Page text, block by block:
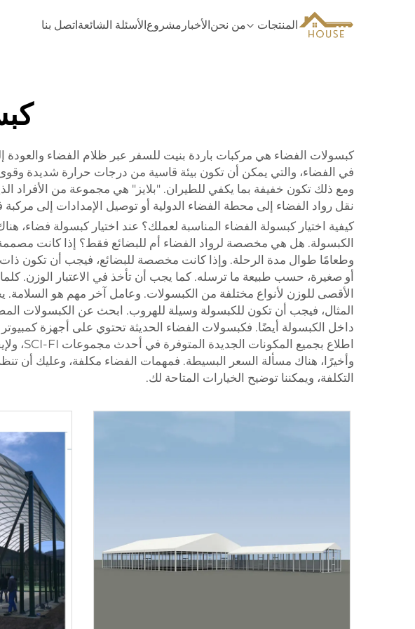
المنتجات من نحنالأخبار مشروعالأسئلة الشائعةاتصل بنا
كبسولات الفضاء هي مركبات باردة بنيت للسفر عبر ظلام الفضاء والعودة
في الفضاء، والتي يمكن أن تكون بيئة قاسية من درجات حرارة شديدة وقوى
ومع ذلك تكون خفيفة بما يكفي للطيران. "بلايز" هي مجموعة من الأفراد
نقل رواد الفضاء إلى محطة الفضاء الدولية أو توصيل الإمدادات إلى
كيفية اختيار كبسولة الفضاء المناسبة لعملك؟ عند اختيار كبسولة
الكبسولة. هل هي مخصصة لرواد الفضاء أم للبضائع فقط؟ إذا كانت
وطعامًا طوال مدة الرحلة. وإذا كانت مخصصة للبضائع، فيجب أن تكون
الأقصى للوزن لأنواع مختلفة من الكبسولات. وعامل آخر مهم هو
المثال، فيجب أن تكون للكبسولة وسيلة للهروب. ابحث عن الكبسولات
داخل الكبسولة أيضًا. فكبسولات الفضاء الحديثة تحتوي على أجهزة
التكلفة، ويمكننا توضيح الخيارات المتاحة لك.